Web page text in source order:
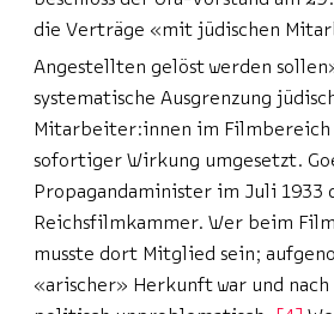
die Verträge «mit jüdischen
Angestellten gelöst werden
systematische Ausgrenzung
Mitarbeiter:innen im Filmbereich
sofortiger Wirkung umgesetzt.
Propagandaminister im Juli 1933
Reichsfilmkammer. Wer beim
musste dort Mitglied sein;
«arischer» Herkunft war und